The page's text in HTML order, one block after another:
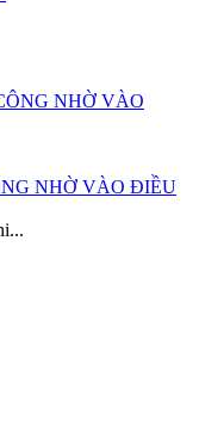
NHỜ VÀO ĐIỀU